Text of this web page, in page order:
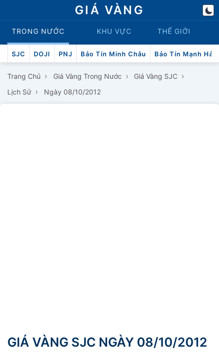
GIÁ VÀNG
TRONG NƯỚC KHU VỰC THẾ GIỚI
SJC DOJI PNJ Bảo Tín Minh Châu Bảo Tín Mạnh Hải
Trang Chủ › Giá Vàng Trong Nước › Giá Vàng SJC ›
Lịch Sử › Ngày 08/10/2012
GIÁ VÀNG SJC NGÀY 08/10/2012